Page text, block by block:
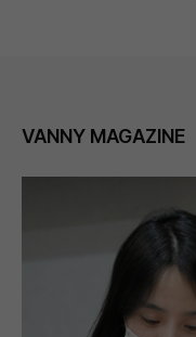
VANNY MAGAZINE